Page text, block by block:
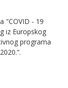
"COVID - 19
iz Europskog
programa